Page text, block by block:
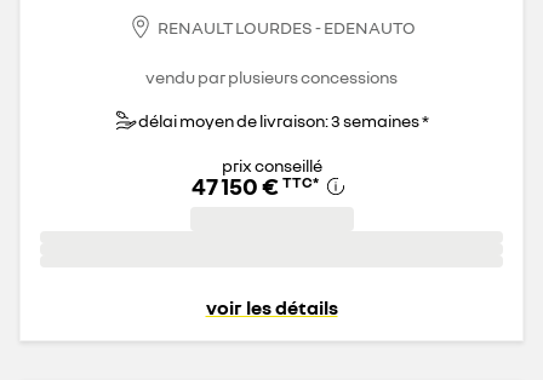
RENAULT LOURDES - EDENAUTO
vendu par plusieurs concessions
délai moyen de livraison: 3 semaines *
prix conseillé
47 150 € TTC*
voir les détails